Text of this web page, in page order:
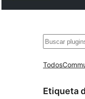
Buscar
Todos
Etiqueta